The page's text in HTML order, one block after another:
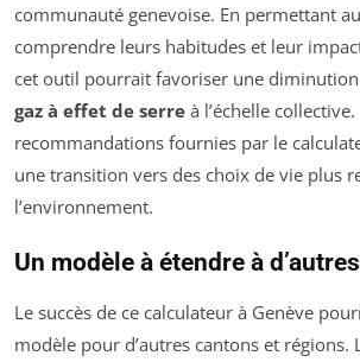
communauté genevoise. En permettant
comprendre leurs habitudes et leur
cet outil pourrait favoriser une
gaz à effet de serre à l’échelle
recommandations fournies par le
une transition vers des choix de vie plus
l’environnement.
Un modèle à étendre à
Le succès de ce calculateur à Genève
modèle pour d’autres cantons et régions.